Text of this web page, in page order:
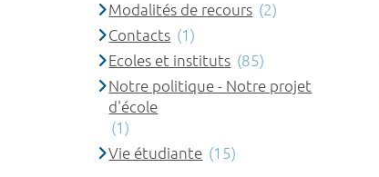
Modalités de recours (2)
Contacts (1)
Ecoles et instituts (85)
Notre politique - Notre projet
d'école
(1)
Vie étudiante (15)